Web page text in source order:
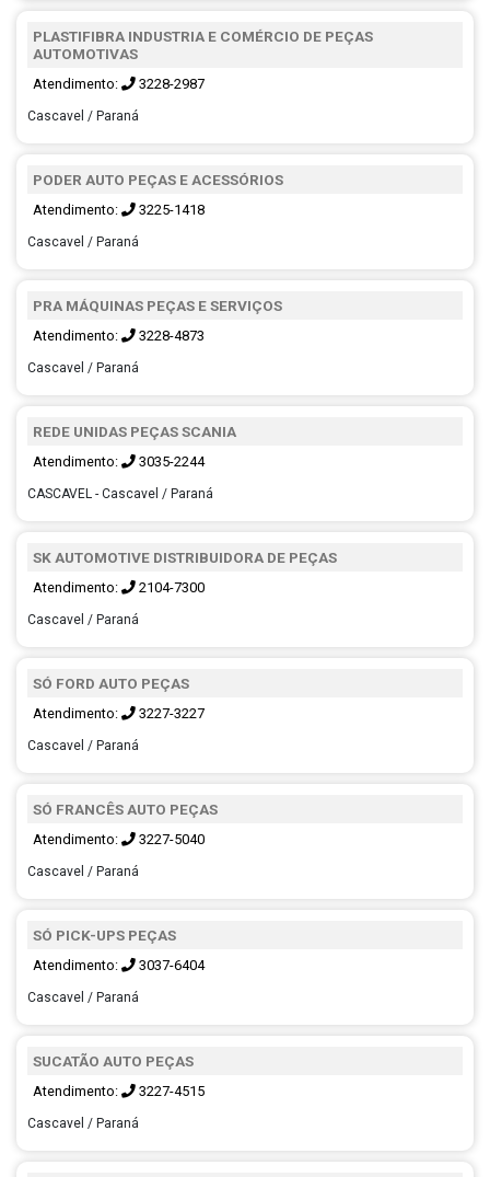
PLASTIFIBRA INDUSTRIA E COMÉRCIO DE PEÇAS
AUTOMOTIVAS
Atendimento: 3228-2987
Cascavel / Paraná
PODER AUTO PEÇAS E ACESSÓRIOS
Atendimento: 3225-1418
Cascavel / Paraná
PRA MÁQUINAS PEÇAS E SERVIÇOS
Atendimento: 3228-4873
Cascavel / Paraná
REDE UNIDAS PEÇAS SCANIA
Atendimento: 3035-2244
CASCAVEL - Cascavel / Paraná
SK AUTOMOTIVE DISTRIBUIDORA DE PEÇAS
Atendimento: 2104-7300
Cascavel / Paraná
SÓ FORD AUTO PEÇAS
Atendimento: 3227-3227
Cascavel / Paraná
SÓ FRANCÊS AUTO PEÇAS
Atendimento: 3227-5040
Cascavel / Paraná
SÓ PICK-UPS PEÇAS
Atendimento: 3037-6404
Cascavel / Paraná
SUCATÃO AUTO PEÇAS
Atendimento: 3227-4515
Cascavel / Paraná